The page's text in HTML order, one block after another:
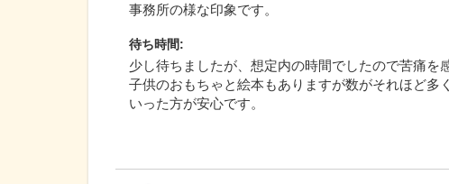
事務所の様な印象です。
待ち時間:
少し待ちましたが、想定内の時間でしたので苦痛を
子供のおもちゃと絵本もありますが数がそれほど多
いった方が安心です。